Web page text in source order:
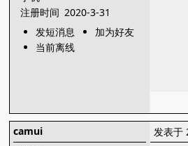
注册时间 2020-3-31
发短消息
加为好友
当前离线
camui
发表于